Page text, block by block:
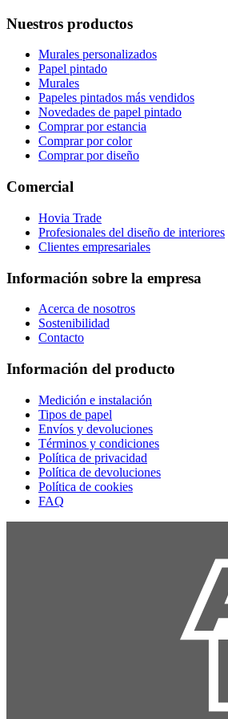
Nuestros productos
Murales personalizados
Papel pintado
Murales
Papeles pintados más vendidos
Novedades de papel pintado
Comprar por estancia
Comprar por color
Comprar por diseño
Comercial
Hovia Trade
Profesionales del diseño de interiores
Clientes empresariales
Información sobre la empresa
Acerca de nosotros
Sostenibilidad
Contacto
Información del producto
Medición e instalación
Tipos de papel
Envíos y devoluciones
Términos y condiciones
Política de privacidad
Política de devoluciones
Política de cookies
FAQ